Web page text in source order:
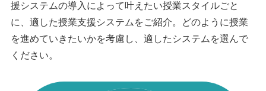
援システムの導入によって叶えたい授業スタイルごと
に、適した授業支援システムをご紹介。どのように授業
を進めていきたいかを考慮し、適したシステムを選んで
ください。